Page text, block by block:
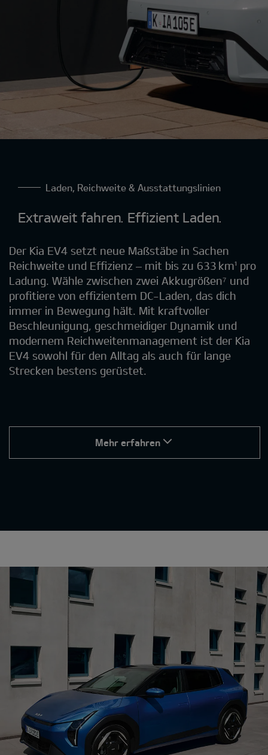
Laden, Reichweite & Ausstattungslinien
Extraweit fahren. Effizient Laden.
Der Kia EV4 setzt neue Maßstäbe in Sachen
Reichweite und Effizienz – mit bis zu 633 km¹ pro
Ladung. Wähle zwischen zwei Akkugrößen⁷ und
profitiere von effizientem DC-Laden, das dich
immer in Bewegung hält. Mit kraftvoller
Beschleunigung, geschmeidiger Dynamik und
modernem Reichweitenmanagement ist der Kia
EV4 sowohl für den Alltag als auch für lange
Strecken bestens gerüstet.
Mehr erfahren